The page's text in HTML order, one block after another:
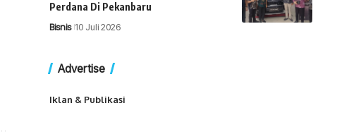
Perdana Di Pekanbaru
Bisnis 10 Juli 2026
Advertise
Iklan & Publikasi